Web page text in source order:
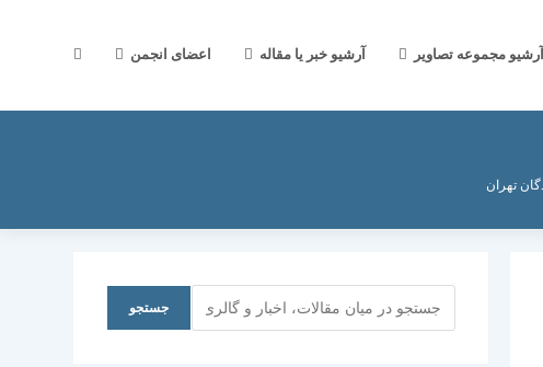
آرشیو مجموعه تصاویر آرشیو خبر یا مقاله اعضای انجمن جستجوی
تهران
جستجو